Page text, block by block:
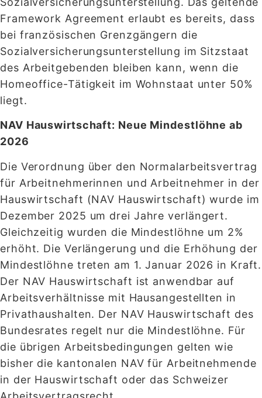
Framework Agreement erlaubt es bereits, dass
bei französischen Grenzgängern die
Sozialversicherungsunterstellung im Sitzstaat
des Arbeitgebenden bleiben kann, wenn die
Homeoffice-Tätigkeit im Wohnstaat unter 50%
liegt.
NAV Hauswirtschaft: Neue Mindestlöhne ab
2026
Die Verordnung über den Normalarbeitsvertrag
für Arbeitnehmerinnen und Arbeitnehmer in der
Hauswirtschaft (NAV Hauswirtschaft) wurde im
Dezember 2025 um drei Jahre verlängert.
Gleichzeitig wurden die Mindestlöhne um 2%
erhöht. Die Verlängerung und die Erhöhung der
Mindestlöhne treten am 1. Januar 2026 in Kraft.
Der NAV Hauswirtschaft ist anwendbar auf
Arbeitsverhältnisse mit Hausangestellten in
Privathaushalten. Der NAV Hauswirtschaft des
Bundesrates regelt nur die Mindestlöhne. Für
die übrigen Arbeitsbedingungen gelten wie
bisher die kantonalen NAV für Arbeitnehmende
in der Hauswirtschaft oder das Schweizer